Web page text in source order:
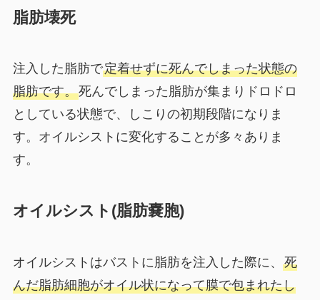
脂肪壊死
注入した脂肪で定着せずに死んでしまった状態の
脂肪です。死んでしまった脂肪が集まりドロドロ
としている状態で、しこりの初期段階になりま
す。オイルシストに変化することが多々ありま
す。
オイルシスト(脂肪嚢胞)
オイルシストはバストに脂肪を注入した際に、 死
んだ脂肪細胞がオイル状になって膜で包まれたし